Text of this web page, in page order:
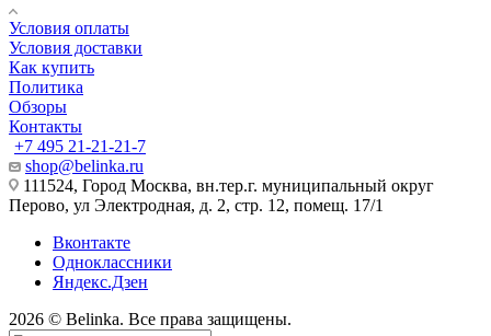
Условия оплаты
Условия доставки
Как купить
Политика
Обзоры
Контакты
+7 495 21-21-21-7
shop@belinka.ru
111524, Город Москва, вн.тер.г. муниципальный округ
Перово, ул Электродная, д. 2, стр. 12, помещ. 17/1
Вконтакте
Одноклассники
Яндекс.Дзен
2026 © Belinka. Все права защищены.